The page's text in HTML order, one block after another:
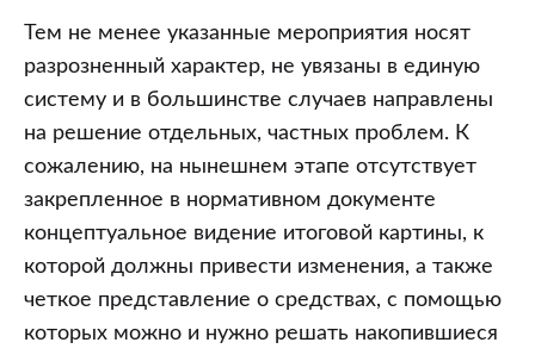
Тем не менее указанные мероприятия носят
разрозненный характер, не увязаны в единую
систему и в большинстве случаев направлены
на решение отдельных, частных проблем. К
сожалению, на нынешнем этапе отсутствует
закрепленное в нормативном документе
концептуальное видение итоговой картины, к
которой должны привести изменения, а также
четкое представление о средствах, с помощью
которых можно и нужно решать накопившиеся